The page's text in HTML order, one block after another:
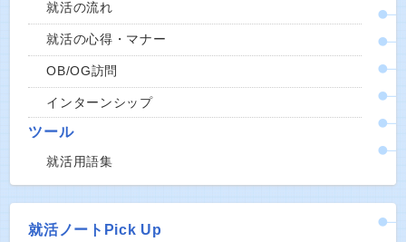
就活の流れ
就活の心得・マナー
OB/OG訪問
インターンシップ
ツール
就活用語集
就活ノートPick Up